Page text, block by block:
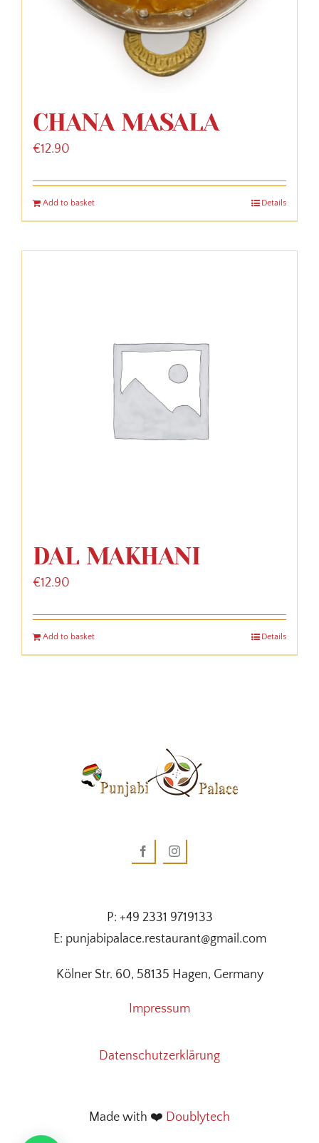
CHANA MASALA
€12.90
Add to basket Details
DAL MAKHANI
€12.90
Add to basket Details
P: +49 2331 9719133
E: punjabipalace.restaurant@gmail.com
Kölner Str. 60, 58135 Hagen, Germany
Impressum
Datenschutzerklärung
Made with ❤️ Doublytech